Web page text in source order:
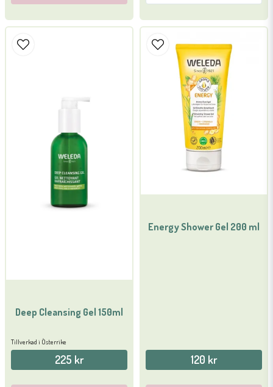
Deep Cleansing Gel 150ml
Tillverkad i Österrike
225 kr
Energy Shower Gel 200 ml
120 kr